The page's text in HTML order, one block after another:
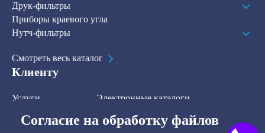
Согласие на обработку файлов
Друк-фильтры
Приборы краевого угла
Нутч-фильтры
Смотреть весь каталог
Клиенту
Услуги
В наличии на складе
Электронные каталоги
Контакты